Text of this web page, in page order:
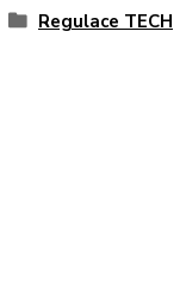
Regulace TECH